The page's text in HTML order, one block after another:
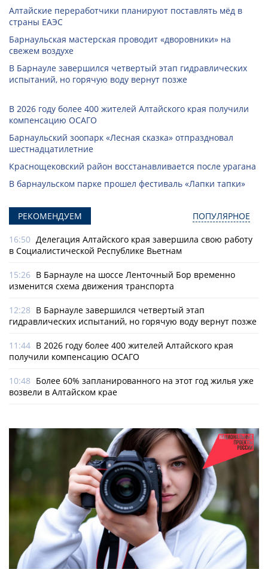
Алтайские переработчики планируют поставлять мёд в
страны ЕАЭС
Барнаульская мастерская проводит «дворовники» на
свежем воздухе
В Барнауле завершился четвертый этап гидравлических
испытаний, но горячую воду вернут позже
В 2026 году более 400 жителей Алтайского края получили
компенсацию ОСАГО
Барнаульский зоопарк «Лесная сказка» отпраздновал
шестнадцатилетние
Краснощековский район восстанавливается после урагана
В барнаульском парке прошел фестиваль «Лапки тапки»
РЕКОМЕНДУЕМ ПОПУЛЯРНОЕ
16:50 Делегация Алтайского края завершила свою работу
в Социалистической Республике Вьетнам
15:26 В Барнауле на шоссе Ленточный Бор временно
изменится схема движения транспорта
12:28 В Барнауле завершился четвертый этап
гидравлических испытаний, но горячую воду вернут позже
11:44 В 2026 году более 400 жителей Алтайского края
получили компенсацию ОСАГО
10:48 Более 60% запланированного на этот год жилья уже
возвели в Алтайском крае